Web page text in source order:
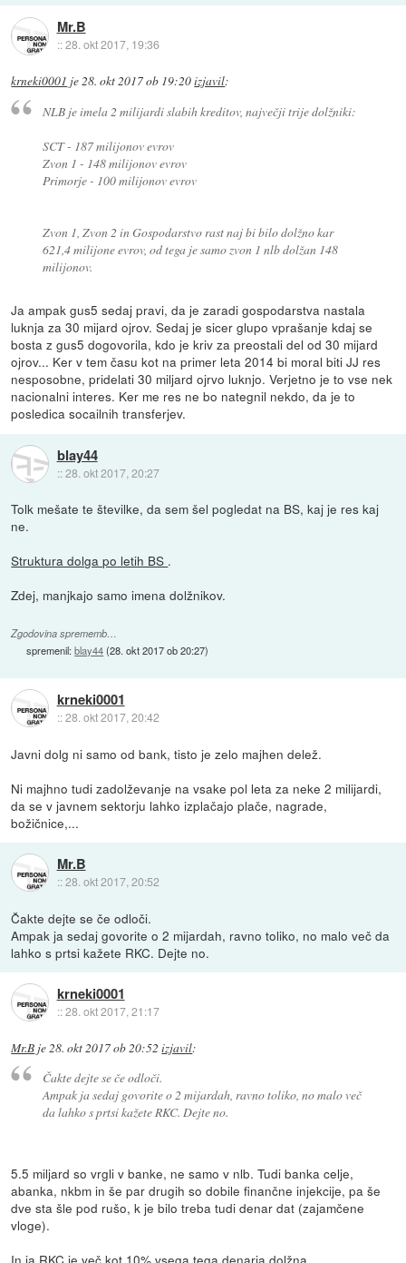
Mr.B
::28. okt 2017, 19:36
krneki0001 je28. okt 2017 ob 19:20izjavil:
NLB je imela 2 milijardi slabih kreditov, največji trije dolžniki:
SCT - 187 milijonov evrov
Zvon 1 - 148 milijonov evrov
Primorje - 100 milijonov evrov
Zvon 1, Zvon 2 in Gospodarstvo rast naj bi bilo dolžno kar
621,4 milijone evrov, od tega je samo zvon 1 nlb dolžan 148
milijonov.
Ja ampak gus5 sedaj pravi, da je zaradi gospodarstva nastala
luknja za 30 mijard ojrov. Sedaj je sicer glupo vprašanje kdaj se
bosta z gus5 dogovorila, kdo je kriv za preostali del od 30 mijard
ojrov... Ker v tem času kot na primer leta 2014 bi moral biti JJ res
nesposobne, pridelati 30 miljard ojrvo luknjo. Verjetno je to vse nek
nacionalni interes. Ker me res ne bo nategnil nekdo, da je to
posledica socailnih transferjev.
blay44
::28. okt 2017, 20:27
Tolk mešate te številke, da sem šel pogledat na BS, kaj je res kaj
ne.
Struktura dolga po letih BS .
Zdej, manjkajo samo imena dolžnikov.
Zgodovina sprememb…
spremenil:blay44(28. okt 2017 ob 20:27)
krneki0001
::28. okt 2017, 20:42
Javni dolg ni samo od bank, tisto je zelo majhen delež.
Ni majhno tudi zadolževanje na vsake pol leta za neke 2 milijardi,
da se v javnem sektorju lahko izplačajo plače, nagrade,
božičnice,...
Mr.B
::28. okt 2017, 20:52
Čakte dejte se če odloči.
Ampak ja sedaj govorite o 2 mijardah, ravno toliko, no malo več da
lahko s prtsi kažete RKC. Dejte no.
krneki0001
::28. okt 2017, 21:17
Mr.B je28. okt 2017 ob 20:52 izjavil:
Čakte dejte se če odloči.
Ampak ja sedaj govorite o 2 mijardah, ravno toliko, no malo več
da lahko s prtsi kažete RKC. Dejte no.
5.5 miljard so vrgli v banke, ne samo v nlb. Tudi banka celje,
abanka, nkbm in še par drugih so dobile finančne injekcije, pa še
dve sta šle pod rušo, k je bilo treba tudi denar dat (zajamčene
vloge).